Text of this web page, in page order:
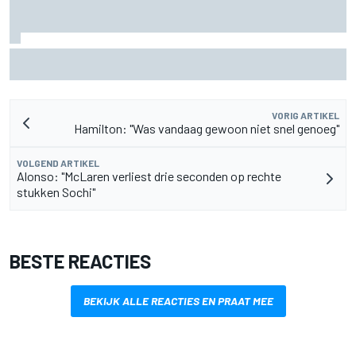
VORIG ARTIKEL
Hamilton: "Was vandaag gewoon niet snel genoeg"
VOLGEND ARTIKEL
Alonso: "McLaren verliest drie seconden op rechte
stukken Sochi"
BESTE REACTIES
BEKIJK ALLE REACTIES EN PRAAT MEE